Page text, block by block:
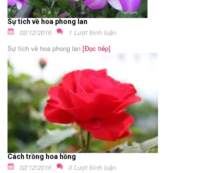
Sự tích về hoa phong lan
02/12/2016
1 Lượt bình luận
Sự tích về hoa phong lan [Đọc tiếp]
Cách trồng hoa hồng
02/12/2016 0 Lượt bình luận